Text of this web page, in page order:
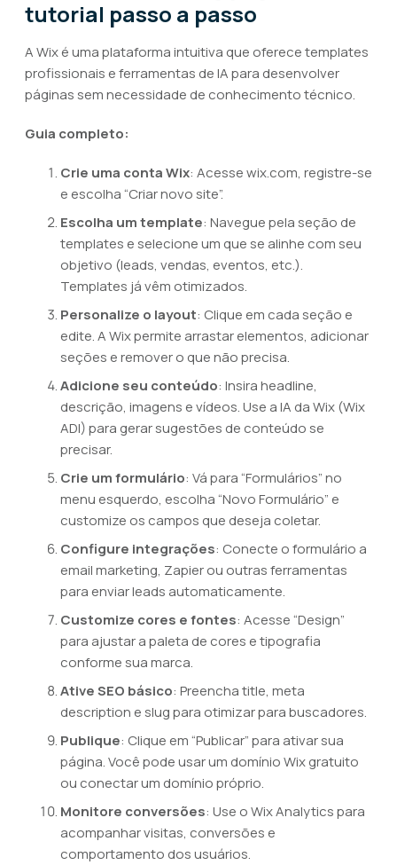
tutorial passo a passo
A Wix é uma plataforma intuitiva que oferece templates
profissionais e ferramentas de IA para desenvolver
páginas sem necessidade de conhecimento técnico.
Guia completo:
Crie uma conta Wix: Acesse wix.com, registre-se
e escolha “Criar novo site”.
Escolha um template: Navegue pela seção de
templates e selecione um que se alinhe com seu
objetivo (leads, vendas, eventos, etc.).
Templates já vêm otimizados.
Personalize o layout: Clique em cada seção e
edite. A Wix permite arrastar elementos, adicionar
seções e remover o que não precisa.
Adicione seu conteúdo: Insira headline,
descrição, imagens e vídeos. Use a IA da Wix (Wix
ADI) para gerar sugestões de conteúdo se
precisar.
Crie um formulário: Vá para “Formulários” no
menu esquerdo, escolha “Novo Formulário” e
customize os campos que deseja coletar.
Configure integrações: Conecte o formulário a
email marketing, Zapier ou outras ferramentas
para enviar leads automaticamente.
Customize cores e fontes: Acesse “Design”
para ajustar a paleta de cores e tipografia
conforme sua marca.
Ative SEO básico: Preencha title, meta
description e slug para otimizar para buscadores.
Publique: Clique em “Publicar” para ativar sua
página. Você pode usar um domínio Wix gratuito
ou conectar um domínio próprio.
Monitore conversões: Use o Wix Analytics para
acompanhar visitas, conversões e
comportamento dos usuários.